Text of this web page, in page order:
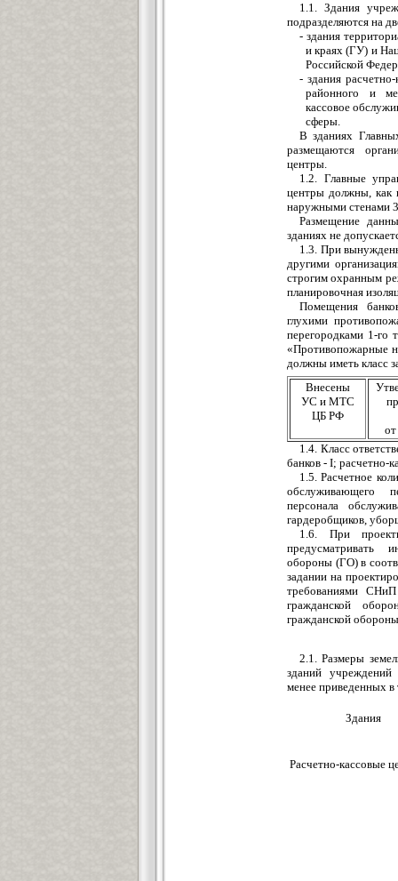
1.1. Здания
подразделяются на
- здания
и краях (ГУ) и
Российской
- здания
районного и
кассовое
сферы.
В зданиях
размещаются
центры.
1.2. Главные
центры должны, как
наружными стенами
Размещение
зданиях не
1.3. При
другими
строгим охранным
планировочная
Помещения
глухими
перегородками 1-
«Противопожарные
должны иметь класс
Внесены
УС и МТС
ЦБ РФ
1.4. Класс
банков - I; расчетно-
1.5. Расчетное
обслуживающего
персонала
гардеробщиков,
1.6. При
предусматривать
обороны (ГО) в
задании на
требованиями
гражданской
гражданской
2.1. Размеры
зданий учреждений
менее приведенных в
Здания
Расчетно-кассовые